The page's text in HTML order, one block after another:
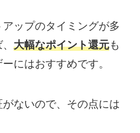
ップのタイミングが多
大幅なポイント還元も
にはおすすめです。
ないので、その点には